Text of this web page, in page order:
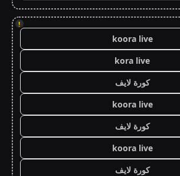
!
koora live
kora live
كورة لايف
koora live
كورة لايف
koora live
كورة لايف